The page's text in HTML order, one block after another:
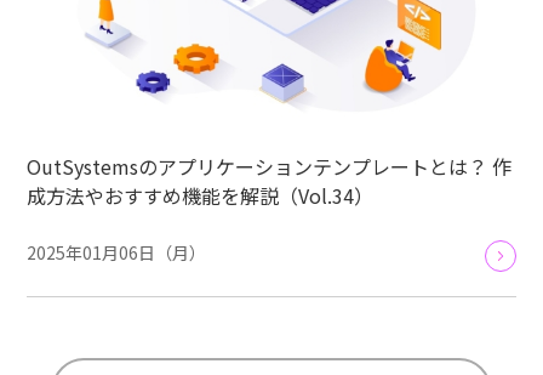
OutSystemsのアプリケーションテンプレートとは？ 作
成方法やおすすめ機能を解説（Vol.34）
2025年01月06日（月）